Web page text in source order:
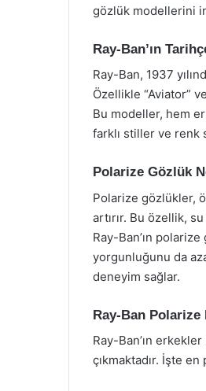
gözlük modellerini
Ray-Ban’ın
Ray-Ban, 1937
Özellikle “Aviator”
Bu modeller, hem
farklı stiller ve renk
Polarize Gözlük
Polarize gözlükler,
artırır. Bu özellik,
Ray-Ban’ın
yorgunluğunu da
deneyim sağlar.
Ray-Ban
Ray-Ban’ın
çıkmaktadır. İşte